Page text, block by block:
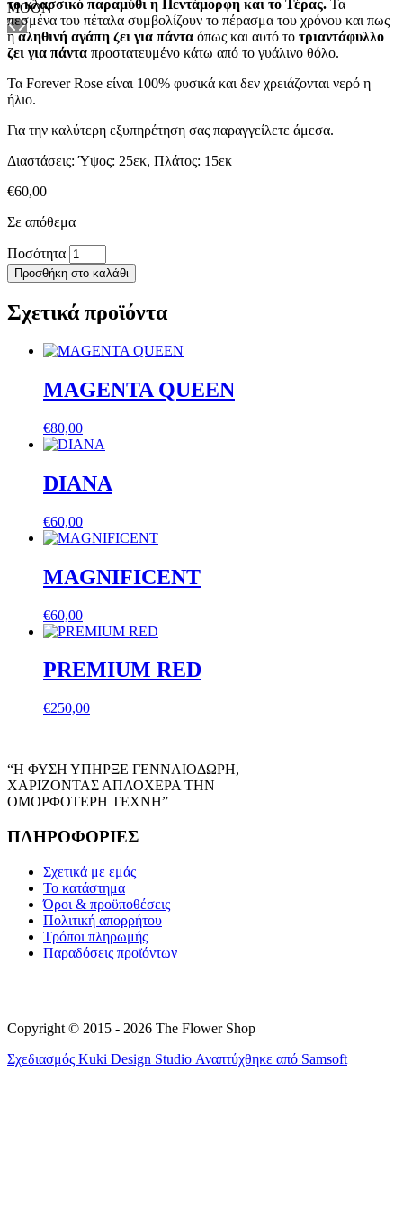
το κλασσικό παραμύθι η Πεντάμορφη και το Τέρας. Τα
πεσμένα του πέταλα συμβολίζουν το πέρασμα του χρόνου και πως
ηαληθινή αγάπη ζει για πάντα όπως και αυτό το τριαντάφυλλο
ζει για πάντα προστατευμένο κάτω από το γυάλινο θόλο.
Τα Forever Rose είναι 100% φυσικά και δεν χρειάζονται νερό η
ήλιο.
Για την καλύτερη εξυπηρέτηση σας παραγγείλετε άμεσα.
Διαστάσεις: Ύψος: 25εκ, Πλάτος: 15εκ
€60,00
Σε απόθεμα
Ποσότητα BLUE
MOON
ποσότητα
Προσθήκη στο καλάθι
Σχετικά προϊόντα
MAGENTA QUEEN
€80,00
DIANA
€60,00
MAGNIFICENT
€60,00
PREMIUM RED
€250,00
“Η ΦΥΣΗ ΥΠΗΡΞΕ ΓΕΝΝΑΙΟΔΩΡΗ,
ΧΑΡΙΖΟΝΤΑΣ ΑΠΛΟΧΕΡΑ ΤΗΝ
ΟΜΟΡΦΟΤΕΡΗ ΤΕΧΝΗ”
ΠΛΗΡΟΦΟΡΙΕΣ
Σχετικά με εμάς
Το κατάστημα
Όροι & προϋποθέσεις
Πολιτική απορρήτου
Τρόποι πληρωμής
Παραδόσεις προϊόντων
Copyright © 2015 - 2026 The Flower Shop
Σχεδιασμός Kuki Design Studio Αναπτύχθηκε από Samsoft